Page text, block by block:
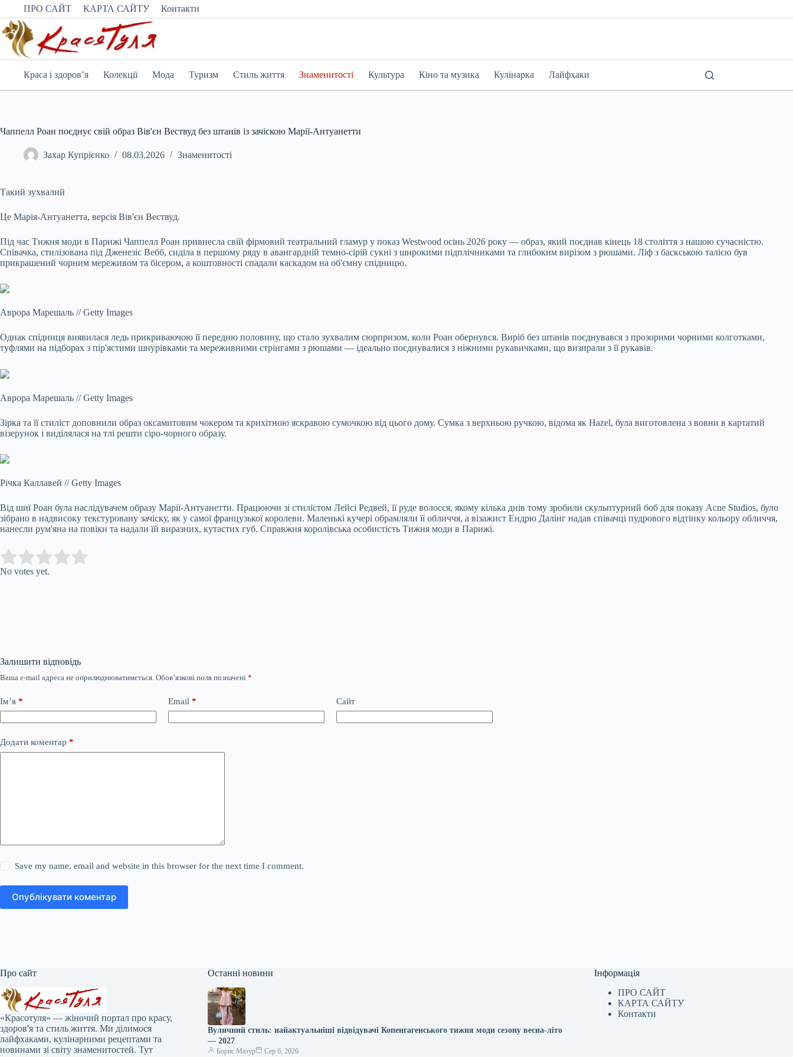
Перейти
вмісту
ПРО САЙТ КАРТА САЙТУ Контакти
Краса і здоров’я Колекції Мода Туризм Стиль життя Знаменитості Культура Кіно та музика Кулінарка Лайфхаки
Чаппелл Роан поєднує свій образ Вів'єн Вествуд без штанів із зачіскою Марії-Антуанетти
Захар Купрієнко 08.03.2026 Знаменитості
Такий зухвалий
Це Марія-Антуанетта, версія Вів'єн Вествуд.
Під час Тижня моди в Парижі Чаппелл Роан привнесла свій фірмовий театральний гламур у показ Westwood осінь 2026 року — образ, який поєднав кінець 18 століття з нашою сучасністю.
Співачка, стилізована під Дженезіс Вебб, сиділа в першому ряду в авангардній темно-сірій сукні з широкими підплічниками та глибоким вирізом з рюшами. Ліф з баскською талією був
прикрашений чорним мереживом та бісером, а коштовності спадали каскадом на об'ємну спідницю.
Аврора Марешаль // Getty Images
Однак спідниця виявилася ледь прикриваючою її передню половину, що стало зухвалим сюрпризом, коли Роан обернувся. Виріб без штанів поєднувався з прозорими чорними колготками,
туфлями на підборах з пір'ястими шнурівками та мереживними стрінгами з рюшами — ідеально поєднувалися з ніжними рукавичками, що визирали з її рукавів.
Аврора Марешаль // Getty Images
Зірка та її стиліст доповнили образ оксамитовим чокером та крихітною яскравою сумочкою від цього дому. Сумка з верхньою ручкою, відома як Hazel, була виготовлена з вовни в картатий
візерунок і виділялася на тлі решти сіро-чорного образу.
Річка Каллавей // Getty Images
Від шиї Роан була наслідувачем образу Марії-Антуанетти. Працюючи зі стилістом Лейсі Редвей, її руде волосся, якому кілька днів тому зробили скульптурний боб для показу Acne Studios, було
зібрано в надвисоку текстуровану зачіску, як у самої французької королеви. Маленькі кучері обрамляли її обличчя, а візажист Ендрю Далінг надав співачці пудрового відтінку кольору обличчя,
нанесли рум'яна на повіки та надали їй виразних, кутастих губ. Справжня королівська особистість Тижня моди в Парижі.
Rate this item:
No votes yet.
Залишити відповідь
Ваша e-mail адреса не оприлюднюватиметься. Обов’язкові поля позначені *
Ім’я * Email * Сайт
Додати коментар *
Save my name, email and website in this browser for the next time I comment.
Опублікувати коментар
Про сайт
«Красотуля» — жіночий портал про красу,
здоров'я та стиль життя. Ми ділимося
лайфхаками, кулінарними рецептами та
новинами зі світу знаменитостей. Тут
Останні новини
Вуличний стиль: найактуальніші відвідувачі Копенгагенського тижня моди сезону весна-літо
— 2027
Борис Мазур Сер 6, 2026
Інформація
ПРО САЙТ
КАРТА САЙТУ
Контакти